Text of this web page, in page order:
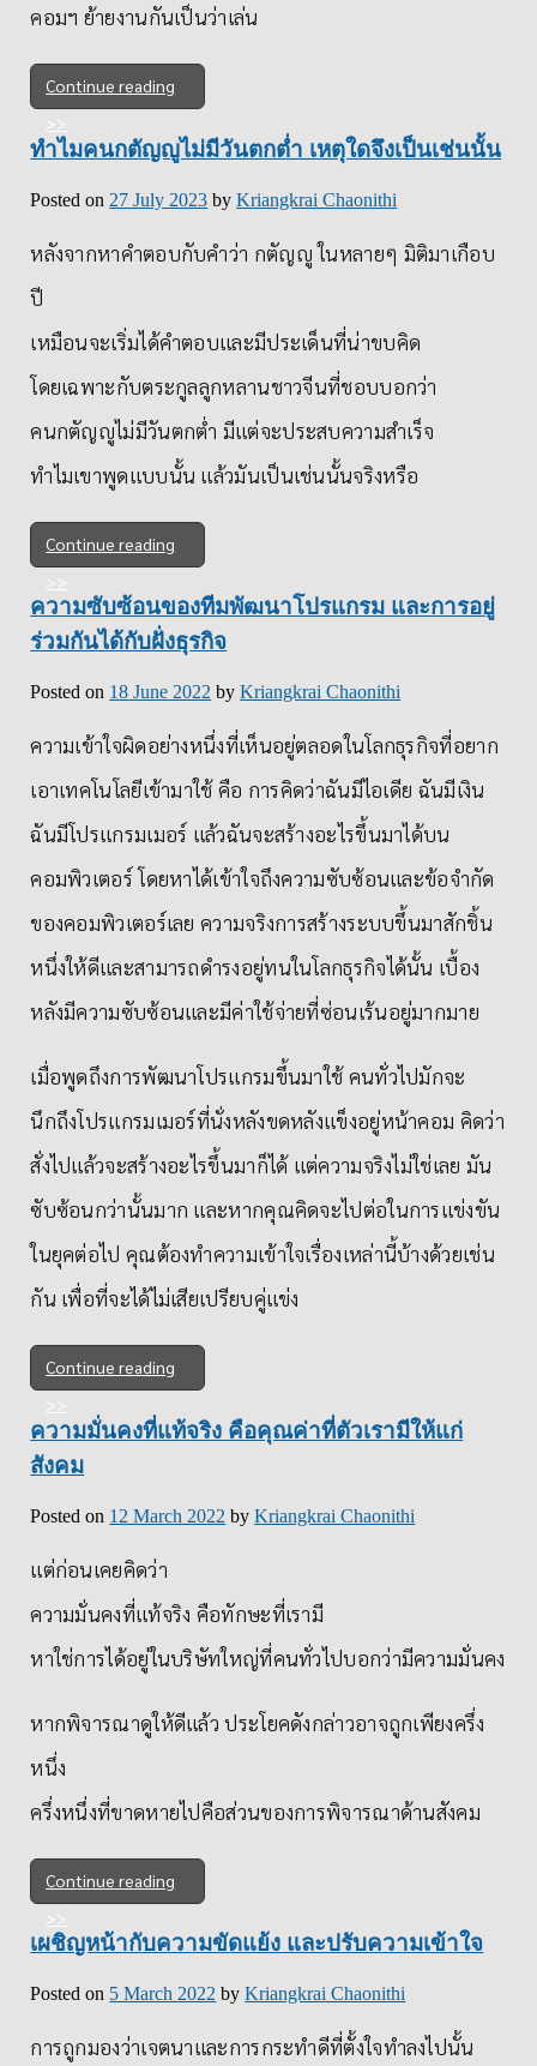
คอมฯ ย้ายงานกันเป็นว่าเล่น
Continue reading
ทำไมคนกตัญญูไม่มีวันตกต่ำ เหตุใดจึงเป็นเช่นนั้น
Posted on 27 July 2023 byKriangkrai Chaonithi
หลังจากหาคำตอบกับคำว่า กตัญญู ในหลายๆ มิติมาเกือบ
ปี
เหมือนจะเริ่มได้คำตอบและมีประเด็นที่น่าขบคิด
โดยเฉพาะกับตระกูลลูกหลานชาวจีนที่ชอบบอกว่า
คนกตัญญูไม่มีวันตกต่ำ มีแต่จะประสบความสำเร็จ
ทำไมเขาพูดแบบนั้น แล้วมันเป็นเช่นนั้นจริงหรือ
Continue reading
ความซับซ้อนของทีมพัฒนาโปรแกรม และการอยู่
ร่วมกันได้กับฝั่งธุรกิจ
Posted on 18 June 2022 byKriangkrai Chaonithi
ความเข้าใจผิดอย่างหนึ่งที่เห็นอยู่ตลอดในโลกธุรกิจที่อยาก
เอาเทคโนโลยีเข้ามาใช้ คือ การคิดว่าฉันมีไอเดีย ฉันมีเงิน
ฉันมีโปรแกรมเมอร์ แล้วฉันจะสร้างอะไรขึ้นมาได้บน
คอมพิวเตอร์ โดยหาได้เข้าใจถึงความซับซ้อนและข้อจำกัด
ของคอมพิวเตอร์เลย ความจริงการสร้างระบบขึ้นมาสักชิ้น
หนึ่งให้ดีและสามารถดำรงอยู่ทนในโลกธุรกิจได้นั้น เบื้อง
หลังมีความซับซ้อนและมีค่าใช้จ่ายที่ซ่อนเร้นอยู่มากมาย
เมื่อพูดถึงการพัฒนาโปรแกรมขึ้นมาใช้ คนทั่วไปมักจะ
นึกถึงโปรแกรมเมอร์ที่นั่งหลังขดหลังแข็งอยู่หน้าคอม คิดว่า
สั่งไปแล้วจะสร้างอะไรขึ้นมาก็ได้ แต่ความจริงไม่ใช่เลย มัน
ซับซ้อนกว่านั้นมาก และหากคุณคิดจะไปต่อในการแข่งขัน
ในยุคต่อไป คุณต้องทำความเข้าใจเรื่องเหล่านี้บ้างด้วยเช่น
กัน เพื่อที่จะได้ไม่เสียเปรียบคู่แข่ง
Continue reading
ความมั่นคงที่แท้จริง คือคุณค่าที่ตัวเรามีให้แก่
สังคม
Posted on 12 March 2022 byKriangkrai Chaonithi
แต่ก่อนเคยคิดว่า
ความมั่นคงที่แท้จริง คือทักษะที่เรามี
หาใช่การได้อยู่ในบริษัทใหญ่ที่คนทั่วไปบอกว่ามีความมั่นคง
หากพิจารณาดูให้ดีแล้ว ประโยคดังกล่าวอาจถูกเพียงครึ่ง
หนึ่ง
ครึ่งหนึ่งที่ขาดหายไปคือส่วนของการพิจารณาด้านสังคม
Continue reading
เผชิญหน้ากับความขัดแย้ง และปรับความเข้าใจ
Posted on 5 March 2022 byKriangkrai Chaonithi
การถูกมองว่าเจตนาและการกระทำดีที่ตั้งใจทำลงไปนั้น